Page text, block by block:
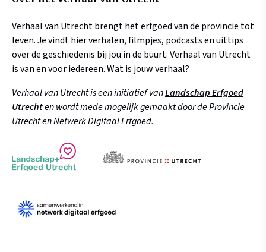
Verhaal van Utrecht brengt het erfgoed van de provincie tot
leven. Je vindt hier verhalen, filmpjes, podcasts en uittips
over de geschiedenis bij jou in de buurt. Verhaal van Utrecht
is van en voor iedereen. Wat is jouw verhaal?
Verhaal van Utrecht is een initiatief vanLandschap Erfgoed
Utrechten wordt mede mogelijk gemaakt door de Provincie
Utrecht en Netwerk Digitaal Erfgoed.